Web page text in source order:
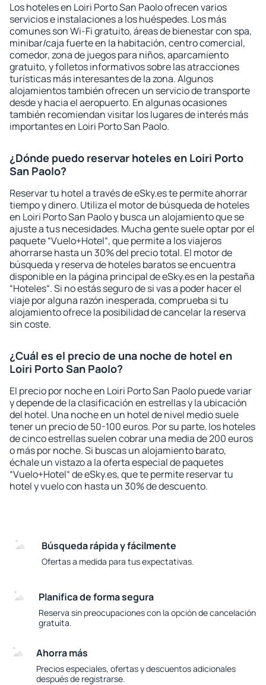
Los hoteles en Loiri Porto San Paolo ofrecen varios
servicios e instalaciones a los huéspedes. Los más
comunes son Wi-Fi gratuito, áreas de bienestar con spa,
minibar/caja fuerte en la habitación, centro comercial,
comedor, zona de juegos para niños, aparcamiento
gratuito, y folletos informativos sobre las atracciones
turísticas más interesantes de la zona. Algunos
alojamientos también ofrecen un servicio de transporte
desde y hacia el aeropuerto. En algunas ocasiones
también recomiendan visitar los lugares de interés más
importantes en Loiri Porto San Paolo.
¿Dónde puedo reservar hoteles en Loiri Porto
San Paolo?
Reservar tu hotel a través de eSky.es te permite ahorrar
tiempo y dinero. Utiliza el motor de búsqueda de hoteles
en Loiri Porto San Paolo y busca un alojamiento que se
ajuste a tus necesidades. Mucha gente suele optar por el
paquete “Vuelo+Hotel“, que permite a los viajeros
ahorrarse hasta un 30% del precio total. El motor de
búsqueda y reserva de hoteles baratos se encuentra
disponible en la página principal de eSky.es en la pestaña
“Hoteles“. Si no estás seguro de si vas a poder hacer el
viaje por alguna razón inesperada, comprueba si tu
alojamiento ofrece la posibilidad de cancelar la reserva
sin coste.
¿Cuál es el precio de una noche de hotel en
Loiri Porto San Paolo?
El precio por noche en Loiri Porto San Paolo puede variar
y depende de la clasificación en estrellas y la ubicación
del hotel. Una noche en un hotel de nivel medio suele
tener un precio de 50-100 euros. Por su parte, los hoteles
de cinco estrellas suelen cobrar una media de 200 euros
o más por noche. Si buscas un alojamiento barato,
échale un vistazo a la oferta especial de paquetes
“Vuelo+Hotel“ de eSky.es, que te permite reservar tu
hotel y vuelo con hasta un 30% de descuento.
Búsqueda rápida y fácilmente
Ofertas a medida para tus expectativas.
Planifica de forma segura
Reserva sin preocupaciones con la opción de cancelación
gratuita.
Ahorra más
Precios especiales, ofertas y descuentos adicionales
después de registrarse.